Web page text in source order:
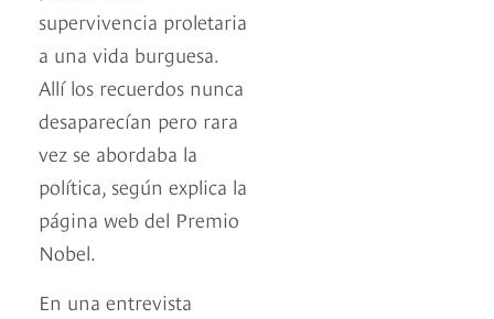
supervivencia proletaria
a una vida burguesa.
Allí los recuerdos nunca
desaparecían pero rara
vez se abordaba la
política, según explica la
página web del Premio
Nobel.
En una entrevista